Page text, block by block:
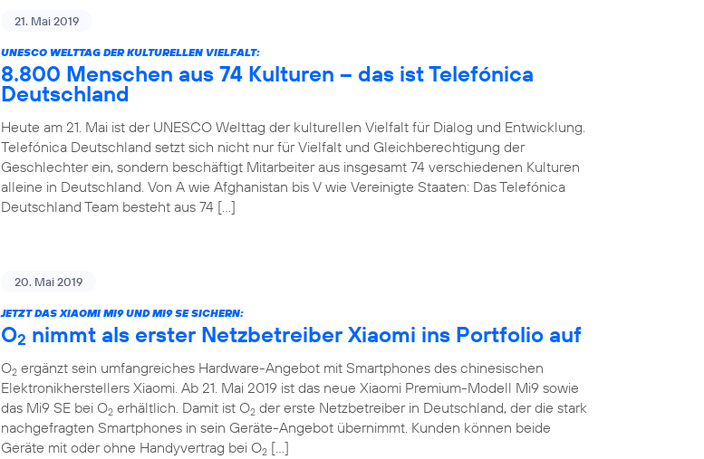
21. Mai 2019
UNESCO WELTTAG DER KULTURELLEN VIELFALT:
8.800 Menschen aus 74 Kulturen – das ist Telefónica
Deutschland
Heute am 21. Mai ist der UNESCO Welttag der kulturellen Vielfalt für Dialog und Entwicklung.
Telefónica Deutschland setzt sich nicht nur für Vielfalt und Gleichberechtigung der
Geschlechter ein, sondern beschäftigt Mitarbeiter aus insgesamt 74 verschiedenen Kulturen
alleine in Deutschland. Von A wie Afghanistan bis V wie Vereinigte Staaten: Das Telefónica
Deutschland Team besteht aus 74 […]
20. Mai 2019
JETZT DAS XIAOMI MI9 UND MI9 SE SICHERN:
O2 nimmt als erster Netzbetreiber Xiaomi ins Portfolio auf
O2 ergänzt sein umfangreiches Hardware-Angebot mit Smartphones des chinesischen
Elektronikherstellers Xiaomi. Ab 21. Mai 2019 ist das neue Xiaomi Premium-Modell Mi9 sowie
das Mi9 SE bei O2 erhältlich. Damit ist O2 der erste Netzbetreiber in Deutschland, der die stark
nachgefragten Smartphones in sein Geräte-Angebot übernimmt. Kunden können beide
Geräte mit oder ohne Handyvertrag bei O2 […]